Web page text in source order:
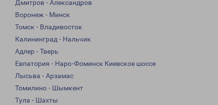
Дмитров - Александров
Воронеж - Минск
Томск - Владивосток
Калининград - Нальчик
Адлер - Тверь
Евпатория - Наро-Фоминск Киевское шоссе
Лысьва - Арзамас
Томилино - Шымкент
Тула - Шахты